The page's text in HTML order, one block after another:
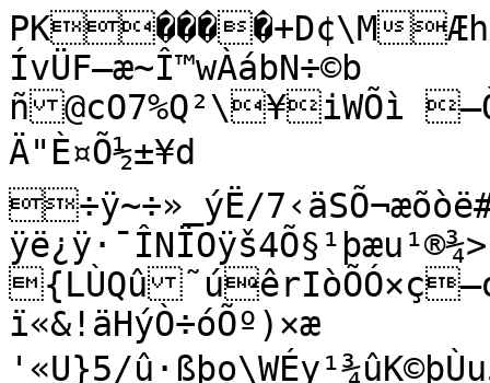
PK����+D¢\MÆhC��xV����results.lefí}ÍvÜF–æ~Î™wÀábN÷©b
ñ@cO7%Q²\¥iWÕì –ÒN&TÈLÙ®Ý<Ë,úô¢Wó~±‰ˆ$	Ä"È¤Õ½±¥d
÷ÿ~÷»_ýË/7‹äSÕ¬æõòë#2K’jyU_Ï—ï¿>úîòùq~ô/ÿë¿ÿ·¯ÎNÏOÿš4Õ§¹þæu¹®¾>¢)åÇ„§ô(¹j*õÙµùP§B}x™f{LÙQû˜úêrIòÕÓ×ç—o¿{zùúm²,oÔå.Þœ\|“¼ªªuòª\–ï«&!äHýÒ÷óÕº)×æ
'«U}5/û·ßþo\WÉy¹¾ûK©þÙu5oÊÎ/$d–ó4Ï¶¿uû{/Ož^ÞýÎ‹rõ!¹¨Xÿ\6UòâæÝ7G‰úmê&ÔïúP7ËŸ«÷	W·q5_ÿªÿÁ¼z_-’w³äIÕ,’Ì?ªÇJ¡¾Qo–ëF}é©ºFuSÎ_­ÊEµú×ÕÏó›¦\þ¤Nu5[Vë£d¾\«®É‡õúãêñ£G?ÿüóÌýÞ£íi=ê×ö“W§§—w¥ÿr{ƒÏ7Ë«åâèö¿Ož–7«zY®kuVŸÊEr]'·_JŽ“§'ÏN/O/ÌÍ7+}"O_©s-¯óeu÷:ù1åZ0ÔÓ­Öe³¾ÿâ˜¤Ç)¹ýÙú×êã—çß¿¼<¹|ùúü(ùP¯ÖW‹Í;u&ê¿•sí7f›f±=ŒÛ³ÐVKýýëú‡í·gWõÍ#õd››wUóõQ¦„µnÞ—Ëù?ô_‡IÆý?p~¡¹uyUÖ×åÍöË³ëGZÔßTëµ’nbþ¾Þ¬¾>zýüùË§/OÎŽ’õüÆ¨Ë«“óïNÎÔWÖõæêÃÇR}ÿõùéÅËg§ê#s4o^¿¿9JnÊ•zýê"Ïõ{Ú
¶ú™þÁ/ú$çÕª\XTæ”Õýº®~šmßPÝ\ë‡½¸hõöO^œ>;¹<MÔQm:¯Œ¥_{'Iæ¼yýúìV>žÖ7Õ/uò¬Z}¬›õü“9®óòeóÛ¿+y3_]Í—å*ùßÔëÿù¦Ü,j-SåÕ‡zûÑQ²(—•:s<æÏå/_åÖ¯|~òôåÙËË¿áRå.¬ƒ¼Sá·›R‰Û*9U¯Mÿÿ»å\ÿO]üäæ·oæWåï~Í­.išÆ[µNîåùååÉ“³Óäc­tx]¾[TókmH~÷4'þî$y£œ\\Õ’ŽAÒJc]R}ùìåó¿%?4õþqªÊè”²&Ú„tU°óïî8Ð[»£Œg¹øWL¤“£äý~hA’Œ‹„åüÞXüöëºI¾Ù¼W
ÚTóµ:ð7U³Uœjcô?E’3Öžò“êª6ÇüÛÿY”7õêÉE¹Tçd¹þíÿ-çõÝ7é×Gÿ[™"}üo”œ++Sº_½}T%è[¸8½¸Pæåâþ“ö³äÞ4ÝëÀuù«ÒPõ!)¡MÕõöï”<&÷ÏþBÙ]e4Þ(A¸™+Ùš_«¶R}²®V­Rï¨þá‡¹2:‹õtÆü±HQ+Q•7õÄUÓý.W7¤<ÏÍæãöýå3Ó»n@Ýwš¢¶uŽ@Âé÷§ç—ÖgwŸ&Õ'õ¯µ¨Ò<gÂ=–÷ê\ôC=·Ÿokn´VÞMýëË—¯°§û¨Bƒûßpîkû‚þòòÕÅåß”æ\+w^.¯Ô¯Ö'ÕT‹òWã:¿>âFPêŸÔ^>;;ý[÷µß_IÙ»o_÷>¨õÃDÅïÕ=¼{dy¤?2¦‰ÐíŸµÉº×Ú§*XÍÕÛ¼u/´µo=ù§“?<ùÃÓvŸÌüÚ·'çzyþ»¥îÏ;ç©"«j{²Õj³Xo­Ë$öÌøUèýU¨}•ŒgÃ¯Âî¯Âà½\…ß_…ÛW!!O$î¯"ÀUR>ü*òþ*žK1ü*ÙýU2x.WÉï¯’ÛW‘~•âþ*x¢T¿
I[±KÁ3å,à:ñ…ò›<i˜Px:!÷ÓŠ02œÓ€ë´B|ž‹³�] Â{ãmñë|õ¨Çˆ|õèÎ°¹öð‘ß ~õÍé‰ãî|PIÛ­	ÄS¢~ÀµýØã¸×'öõiÚ^Ÿu,Úëõ{®¯O7Àýà^xëþ^ynëwîþxúûp2À´ö¸¿�£èuRæ1Ü_ˆöº?ÎîÅëþXˆQíq&ÕëþX÷Ç²‡jN©kb¢šS®_ÊœRÂ¹}/ZV‘l‚u”eæ”´æôùÛÓÓXÆ´(
Þ1¦3¦·FóIRÝÐ§Lò¤T92!I¹¬WS[R`w¼–”é3mI3`Õý–”Ø¯%Íx€
ôZRšœ‹×’Rp¯%¥!çâ·¤"N"‘±ëø	B¾žD"
‘àžD‚�ÜI$‡În‰r,Bd‡´‚LIÐMÒŠ2Q	IØZa&Pš‹ùiÅ™�y$à|h+ÏÈ3•!v´•g
ä™Ò€x‡v2´È!¶”¶òLabLB
M­<Sh•i€<ÓVž©€V,@¿h+ÏÊs`
i+ÏÈ³z®Vž)”gò¾Zy¦´?!9M+ÏÊsHÜÍZyf@žeˆ^°Vž™a¼wÖ	1€<Sa¹N+ÏÈ³ä!O+ÏÌ±ÏúÅZyf^'À®²Vž´Ï!òÌZyf0oã!çÜÊ3òLCJÔ¼•gä™÷Ã[yæÐ>§çÌ[yæPžC"CÞÊ3‡ñF §¼4sø\^9<p†ŒdQ3dÐãbc2dìúÒ¾¾(7Õe»_?×gíõy7•Þõú9¸~§B!î¯/v¿>(²òNAYÞ__î§Bï%C¾¼ûØ¿ã
EžëÒåC¯PŒÓ_ë
É~½
âeý
£B‘†´¬¼
Ò¤ôV(Hù+!±·BACêñ=Š4$Cè©PÐ™é©PÐ<¤"à¯Pˆt·V'¬P¤!ï¼§B!ƒZ¦þ
KCîÇ_¡ÈŠŠIO…‚‡´¸ý
Ò*ï©PˆÌ°§BÁd@$ÝS¡ yÈýø+"¨"à¯P0RðW(DPÇ_¡!BO…"
‘çž
c!çÓS¡(B2L…B„è{_…"¤ÒßS¡ Yœ
…©h÷T(˜©àø¡(YHO¹S¡p -, ÒèT(àuDÄ«S¡p¯Ry)ü×ñG–‡Íœeêf313g	 :<›9KÐiÜÌY‚Þ¸ q3g	*:êß9s•Ù*“Ÿ•£½wÑM¸§ÈlIº¯Ô6#8’IÿÙÎmOþ˜º—^;ñ ¾L–„€S{zí1@»4
h7‰”½™¬é ø3Ù¾«µ’Óx3ÙÔZ
ÊdIHÄÞ—É†d=™,‰Ú¥2N&KC"“žL–…Ôuú2ÙžGO&›†hgO&KxÈuü™lšïÖk‡õc5q	×ËF¸@/A÷¢F\ — ò×ÈˆÅB.ÒÔŒ6!µø¶Eýî#úà"T;ðF,A½{oÄÂB:¾ˆ……àÎücF!¹µg’úÑ4FídoÚ_{éú÷E,Aã8þˆ%A·ö¡èzÐ±jïEœÚ;ñw\ìIs×úGõ¤¸>=.>#9¼<7ÏŽ:J¼¯®óÏó›Õú×íì:ÑÐ—­#éMòOTÜ$Oë•žþþC¢ÿò¤ÙüöoõêŸ[ùÝùŸÎ_ÿå\ÓF\W·Wˆæ.åÃï]3ÒðùObá{2þÄ‘Ïf!9 ?ãO2¿ÿ1ügÊcøÏŒä~t=‰ã?³Nzoï:Î˜n„ïÉøƒÐã~ÿ)CÞyÿ¤!:Õ“ñ‹ sîC×‡Tü?£!ÏÕÓ»™ìC×ï½]ŸÆA×“ T¼¿wMeH~åï]ËŒIº>¨'ïï]“Õí]C½ºŽ¿w-CòµžÞµ©ðõô®¥éaú{×,ëÔÓ»!õêžÞ5ŠTü½k‚ÅèA×Ó)˜t=•!½b?º^]Ç®§!þ«]ÏBz&=èz)Cp‘~t=™ÈïA×“é°t½`!S}èúë´òÌ!V.¤SÆ[yæÐ>‡`y+ÏÖžBâxÞÊ3‡ñFˆ_æ~,-h=#KÝ?f=##àú‘;×ÓÀ®ªý$‹ÅÈ8¸>‰;Å	p}6bŠ»¾×çXa(ÛK½ª€ïJ¢™üþ¶ŠÿªWézUöðëUR„L³úû=!QŽ¿^gÖ"à*þY‹xÂ?kÒÿö÷{B¸üýžŠƒ·^Eò:SO½*»ßS¯
AXõÍZ„Ä}}ýž<¤îÕ‡P‰Ã!ƒX7z*!SÝ=õ*‚-î­W…Ôûf-Bê
}³!ÓüþzU2ÝÛÇTò×«HHß±oÖ"¤ÜS¯ÊB¦±ûf-‚f?ü³4¤oÝ7k‚lë«WMá÷ÌZ„Ô;ûf-‚x¢úf-Bê:þzUÒï©W‰œAO½*
ñ}³AìþY‹ÌŒ<p>¹9HÔ|àHäÙ†ôüI7ŸÎA½FžmÈA½l¶¦?AqüDÑŠEº¨`l¢Ö,p`AäŒ}ÉcD@ãKIˆ£ñƒBÂJòâ¬üT‚!Ã�=ã
1À,çOƒ’òHCš½ã
!ÉlßxCœä‘…”.ú¨#HÐX‚?8¡Â›Ô6¨È©ëHb9(œÒ1Eú‘N³�qš£E\’u5ç÷î5s½ù½¦®éñš!ÃÞ>¯ICÒ{?Ä>
•9	Iý›<B
=ûC$¤ÙÞ±ã5IÁc¯#È­9bá¢ZsÐòcäprÒaµ:é<7ÛOSŽO2-¥Q»ü÷±©"„ÄÏ¯žÅØT‘…¸RNö,j
¸?<JG‡ÌÿúÙËBx[¼æ]†ÌaõvÔâ Àe‚·')µ’˜K×tFuÀ4óNIPµã8rƒ´÷Eö´ƒc7¡#~ö;q1m³ v·vâl¼nB†iô¸‰ƒB<¤Ò“ä^7!BZÞ~¤cæG”Øžæ®‰jOAµ¿Ë
5¡=½ýÌÚ%ûèv™ìýg÷Ÿ´_ûêéÙwO¬¥?¸]¸¬ÿx‡5{úìì&ÖÍÍ*óóW'ÏÔ×›ww±¯n¬üÜè¿I‘kvgËôòìÎräóòJ]B¯Å]}Pm¿…ýÜ~Ö“ËoÎôºox.·Ÿ'?Ì›ÕíÅ^¯®Ê&9YT?–Ëë¦Ö‹ï~ô¢¾Ñ[pßÍ›õ‡»u»Dè¥ï:ùèúîS/æWÕre°™!7¿}P!õ¶àÛ­¶·G!âqÞž^|w†‹ëöGžQ·"•êac%U³ÌáQT§Z`z‹µ±ŸÛ½æðl†· ”v¢w§´o{ºýåR9¦çr¥óÕ•uæßªvÎ\§Å1ÜÝ‹Ÿ9e™>ã»3Ïd&t÷Â>s^Œ<óí.0³{¥SQê¾�Îg9ÃèÌäÛ@± gÚê›Ï­¥õÓ¼’%ýUòmÙ\Ïoº/äûR½!ò,jLèqwØÛ¯
”ä‚u^‹¦MŽ*ðñ¯¥è¼]—u^e=‚´zÛ×"q½È¾–�m³f©QîÛ»âÎ]uÎ¶C4NoÊÄƒV:žWÍRïwdƒ§ìXW”>¯²DÞ¡;Ù9•º±`Ë†+[
Á;Ù0ÜÆö[ i:“ Ø1f€`hûrä-P6+rD6ð(çâÍÙKôæÛŸ‚„Š
Ëg~šòå¾_p'ÓØö”ïªÅ¢L^Ô×õ¯]ay²©–5jD(nÛŸ¼=±ŒOiÚµí…!Y²…,ƒÛÝ¶j5çÜå,ƒµqbQô9WVÌ´;Û—mUÎËäl3_•Ý×q²øäêmvœ’c
*àjyšûu0¼!J“c¾ÝõCB